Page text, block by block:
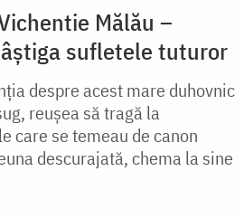
Mălău –
sufletele tuturor
despre acest mare duhovnic
reuşea să tragă la
care se temeau de canon
descurajată, chema la sine